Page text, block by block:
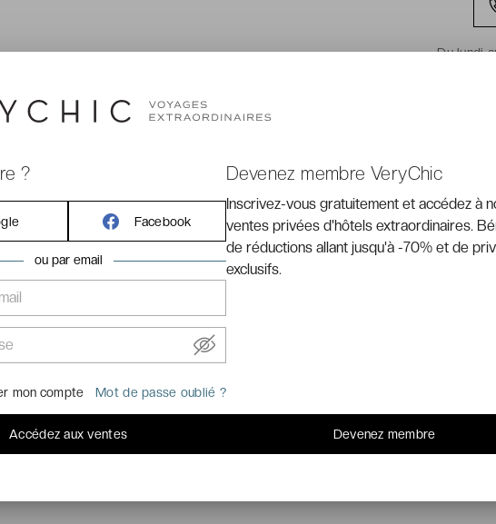
sur la splendide baie éponyme, à
kilomètres de la mythique plage de
, classé parmi les plus beaux
Marseille avec Corsica Linea)
et Toulon)
Du lundi
La e-
?
Facebook
ou par email
mon compte Mot de passe oublié ?
Accédez aux ventes
Devenez membre VeryChic
Inscrivez-vous gratuitement et accédez à
ventes privées d'hôtels extraordinaires.
de réductions allant jusqu'à -70% et de
exclusifs.
Devenez membre